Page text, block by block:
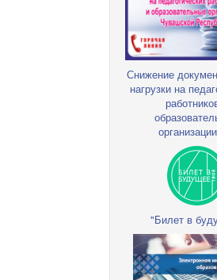
Снижение
нагрузки на
"Билет в